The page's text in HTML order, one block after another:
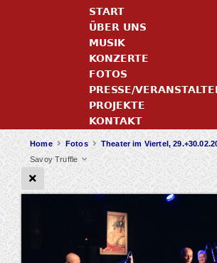
Home Fotos
Theater im Viertel,
Savoy Truffle
START
ÜBER UNS
MUSIK
KONZERTE
FOTOS
PRESSE/
PROJEKTE
KONTAKT